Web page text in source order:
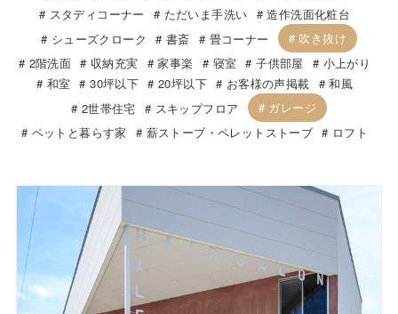
スタディコーナー
ただいま手洗い
造作洗面化粧台
シューズクローク
書斎 畳コーナー
吹き抜け
2階洗面
収納充実 家事楽 寝室 子供部屋
小上がり
和室
30坪以下 20坪以下 お客様の声掲載
和風
2世帯住宅
スキップフロア
ガレージ
ペットと暮らす家
薪ストーブ・ペレットストーブ ロフト